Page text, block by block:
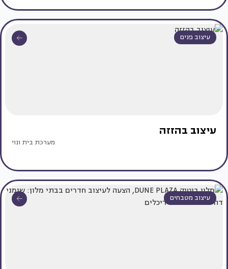
עיצוב פנים
עיצוב בהזזה
מערכת בית ונוי
עיצוב מטבחים